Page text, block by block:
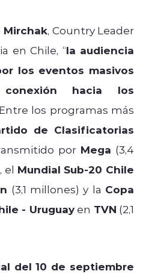
Mirchak, Country Leader
en Chile, “la audiencia
los eventos masivos
hacia los
Entre los programas más
de Clasificatorias
por Mega (3,4
el Mundial Sub-20 Chile
(3,1 millones) y la Copa
- Uruguayen TVN (2,1
del 10 de septiembre